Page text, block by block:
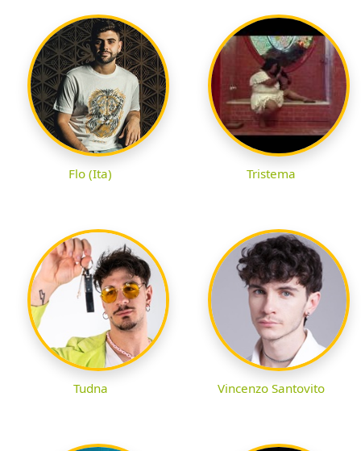
Flo (Ita) Tristema
Tudna Vincenzo Santovito